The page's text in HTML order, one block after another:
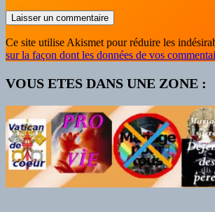
Ce site utilise Akismet pour réduire les
sur la façon dont les données de vos
VOUS ETES DANS UNE ZONE :